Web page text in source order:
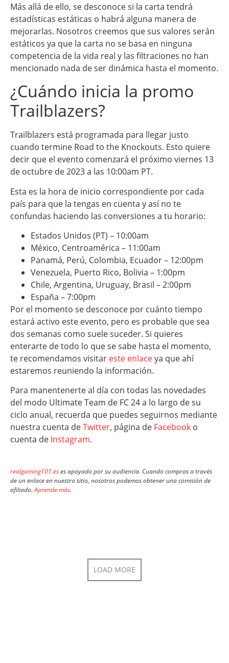
Más allá de ello, se desconoce si la carta tendrá
estadísticas estáticas o habrá alguna manera de
mejorarlas. Nosotros creemos que sus valores serán
estáticos ya que la carta no se basa en ninguna
competencia de la vida real y las filtraciones no han
mencionado nada de ser dinámica hasta el momento.
¿Cuándo inicia la promo
Trailblazers?
Trailblazers está programada para llegar justo
cuando termine Road to the Knockouts. Esto quiere
decir que el evento comenzará el próximo viernes 13
de octubre de 2023 a las 10:00am PT.
Esta es la hora de inicio correspondiente por cada
país para que la tengas en cuenta y así no te
confundas haciendo las conversiones a tu horario:
Estados Unidos (PT) – 10:00am
México, Centroamérica – 11:00am
Panamá, Perú, Colombia, Ecuador – 12:00pm
Venezuela, Puerto Rico, Bolivia – 1:00pm
Chile, Argentina, Uruguay, Brasil – 2:00pm
España – 7:00pm
Por el momento se desconoce por cuánto tiempo
estará activo este evento, pero es probable que sea
dos semanas como suele suceder. Si quieres
enterarte de todo lo que se sabe hasta el momento,
te recomendamos visitar este enlaceya que ahí
estaremos reuniendo la información.
Para manentenerte al día con todas las novedades
del modo Ultimate Team de FC 24 a lo largo de su
ciclo anual, recuerda que puedes seguirnos mediante
nuestra cuenta deTwitter, página de Facebook o
cuenta de Instagram.
realgaming101.eses apoyado por su audiencia. Cuando compras a través
de un enlace en nuestro sitio, nosotros podemos obtener una comisión de
afiliado.Aprende más.
LOAD MORE